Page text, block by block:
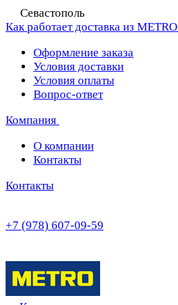
Севастополь
Как работает доставка из METRO
Оформление заказа
Условия доставки
Условия оплаты
Вопрос-ответ
Компания
О компании
Контакты
Контакты
+7 (978) 607-09-59